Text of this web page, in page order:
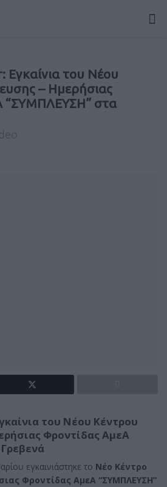
Εγκαίνια του Νέου
– Ημερήσιας
“ΣΥΜΠΛΕΥΣΗ” στα
του Νέου Κέντρου
Φροντίδας ΑμεΑ
εγκαινιάστηκε το Νέο Κέντρο
Φροντίδας ΑμεΑ “ΣΥΜΠΛΕΥΣΗ”